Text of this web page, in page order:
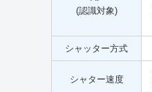
(認識対象)
シャッター方式
シャター速度